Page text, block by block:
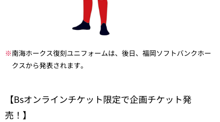
※南海ホークス復刻ユニフォームは、後日、福岡ソフトバンクホー
クスから発表されます。
【Bsオンラインチケット限定で企画チケット発
売！】